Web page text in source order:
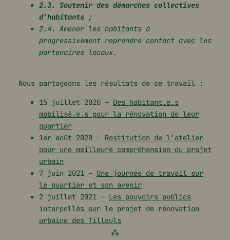
2.3. Soutenir des démarches collectives
d’habitants ;
2.4. Amener les habitants à
progressivement reprendre contact avec les
partenaires locaux.
Nous partageons les résultats de ce travail :
15 juillet 2020 – Des habitant.e.s
mobilisé.e.s pour la rénovation de leur
quartier
1er août 2020 – Restitution de l’atelier
pour une meilleure compréhension du projet
urbain
7 juin 2021 – Une journée de travail sur
le quartier et son avenir
2 juillet 2021 – Les pouvoirs publics
interpellés sur le projet de rénovation
urbaine des Tilleuls
⁂